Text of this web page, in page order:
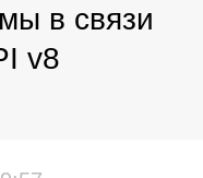
в связи
v8